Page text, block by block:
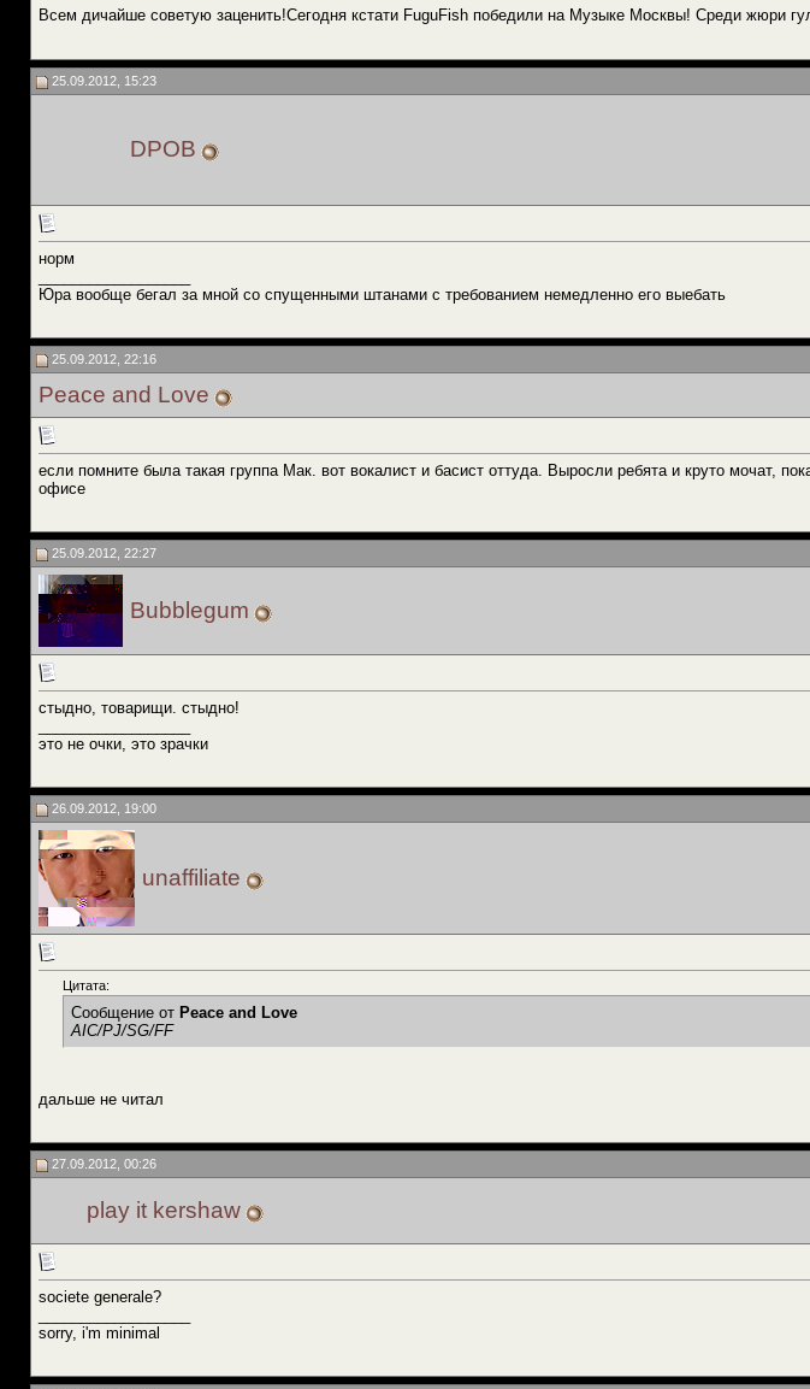
Всем дичайше советую заценить!Сегодня кстати FuguFish победили на Музыке Москвы! Среди жюри
25.09.2012, 15:23
DPOB
норм
Юра вообще бегал за мной со спущенными штанами с требованием немедленно его выебать
25.09.2012, 22:16
Peace and Love
если помните была такая группа Мак. вот вокалист и басист оттуда. Выросли ребята и круто мочат,
офисе
25.09.2012, 22:27
Bubblegum
стыдно, товарищи. стыдно!
это не очки, это зрачки
26.09.2012, 19:00
unaffiliate
Цитата:
Сообщение от Peace and Love
AIC/PJ/SG/FF
дальше не читал
27.09.2012, 00:26
play it kershaw
societe generale?
sorry, i'm minimal